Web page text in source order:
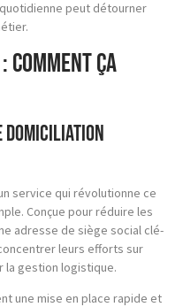
peut détourner
ça
domiciliation
service qui révolutionne ce
Conçue pour réduire les
adresse de siège social clé-
leurs efforts sur
la gestion logistique.
une mise en place rapide et